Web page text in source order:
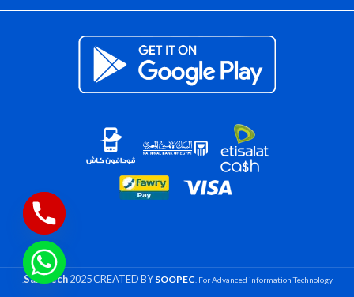
Saif Tech 2025 CREATED BYSOOPEC . For Advanced information Technology.